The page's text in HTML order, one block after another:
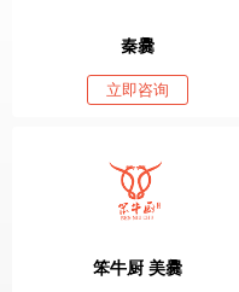
秦爨
立即咨询
笨牛厨 美爨